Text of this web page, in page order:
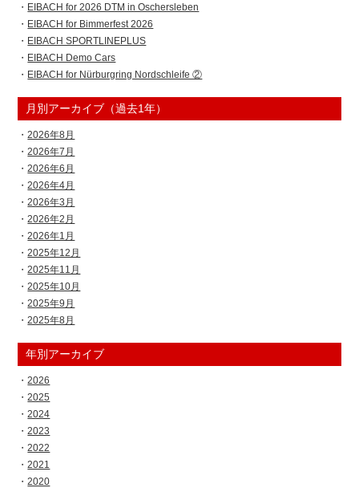
EIBACH for 2026 DTM in Oschersleben
EIBACH for Bimmerfest 2026
EIBACH SPORTLINEPLUS
EIBACH Demo Cars
EIBACH for Nürburgring Nordschleife ②
月別アーカイブ（過去1年）
2026年8月
2026年7月
2026年6月
2026年4月
2026年3月
2026年2月
2026年1月
2025年12月
2025年11月
2025年10月
2025年9月
2025年8月
年別アーカイブ
2026
2025
2024
2023
2022
2021
2020